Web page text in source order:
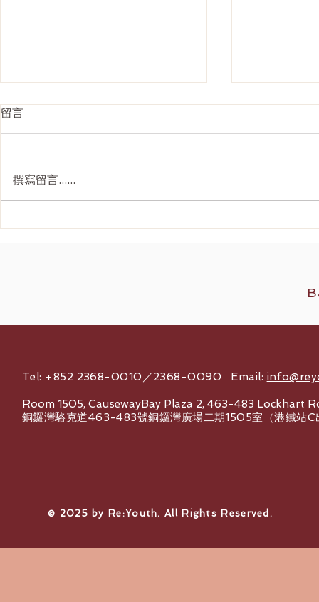
留言
撰寫留言......
Tel: +852 2368-0010／2368-0090 Email:
Room 1505, CausewayBay Plaza 2, 463-483 Lockhart
銅鑼灣駱克道463-483號銅鑼灣廣場二期1505室（港鐵站C
© 2025 by Re:Youth. All Rights Reserved.